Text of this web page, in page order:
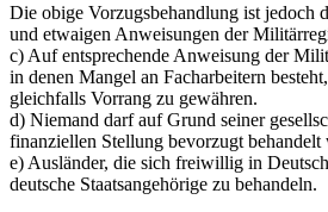
Die obige Vorzugsbehandlung ist jedoch
und etwaigen Anwei­sungen der
c) Auf entsprechende Anweisung der
in denen Mangel an Facharbeitern
gleichfalls Vorrang zu gewähren.
d) Niemand darf auf Grund seiner
finanziellen Stellung bevorzugt behandelt
e) Ausländer, die sich freiwillig in
deutsche Staatsangehörige zu behandeln.